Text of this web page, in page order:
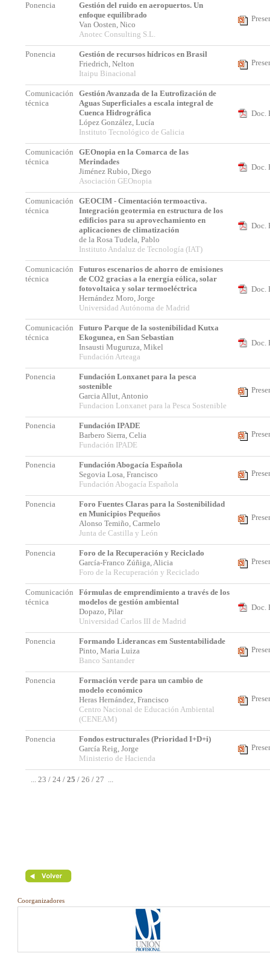
Ponencia
Gestión del ruido en aeropuertos. Un
enfoque equilibrado
Van Oosten, Nico
Anotec Consulting S.L.
Ponencia
Gestión de recursos hídricos en Brasil
Friedrich, Nelton
Itaipu Binacional
Comunicación
técnica
Gestión Avanzada de la Eutrofización de
Aguas Superficiales a escala integral de
Cuenca Hidrográfica
López González, Lucía
Instituto Tecnológico de Galicia
Doc.
Comunicación
técnica
GEOnopia en la Comarca de las
Merindades
Jiménez Rubio, Diego
Asociación GEOnopia
Doc.
Comunicación
técnica
GEOCIM - Cimentación termoactiva.
Integración geotermia en estructura de los
edificios para su aprovechamiento en
aplicaciones de climatización
de la Rosa Tudela, Pablo
Instituto Andaluz de Tecnología (IAT)
Doc.
Comunicación
técnica
Futuros escenarios de ahorro de emisiones
de CO2 gracias a la energía eólica, solar
fotovoltaica y solar termoeléctrica
Hernández Moro, Jorge
Universidad Autónoma de Madrid
Doc.
Comunicación
técnica
Futuro Parque de la sostenibilidad Kutxa
Ekogunea, en San Sebastian
Insausti Muguruza, Mikel
Fundación Arteaga
Doc.
Ponencia
Fundación Lonxanet para la pesca
sostenible
Garcia Allut, Antonio
Fundacion Lonxanet para la Pesca Sostenible
Ponencia
Fundación IPADE
Barbero Sierra, Celia
Fundación IPADE
Ponencia
Fundación Abogacía Española
Segovia Losa, Francisco
Fundación Abogacía Española
Ponencia
Foro Fuentes Claras para la Sostenibilidad
en Municipios Pequeños
Alonso Temiño, Carmelo
Junta de Castilla y León
Ponencia
Foro de la Recuperación y Reciclado
García-Franco Zúñiga, Alicia
Foro de la Recuperación y Reciclado
Comunicación
técnica
Fórmulas de emprendimiento a través de los
modelos de gestión ambiental
Dopazo, Pilar
Universidad Carlos III de Madrid
Doc.
Ponencia
Formando Liderancas em Sustentabilidade
Pinto, Maria Luiza
Banco Santander
Ponencia
Formación verde para un cambio de
modelo económico
Heras Hernández, Francisco
Centro Nacional de Educación Ambiental
(CENEAM)
Ponencia
Fondos estructurales (Prioridad I+D+i)
García Reig, Jorge
Ministerio de Hacienda
... 23 / 24 / 25 / 26 / 27 ...
Coorganizadores